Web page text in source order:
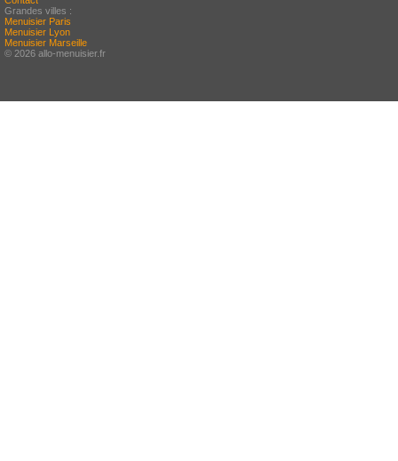
Grandes villes :
Menuisier Paris
Menuisier Lyon
Menuisier Marseille
© 2026 allo-menuisier.fr